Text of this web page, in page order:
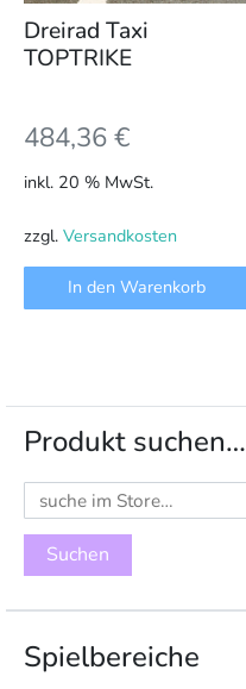
Dreirad Taxi
TOPTRIKE
484,36€
inkl. 20 % MwSt.
zzgl. Versandkosten
In den Warenkorb
Produkt suchen…
Suchen
nach:
Spielbereiche